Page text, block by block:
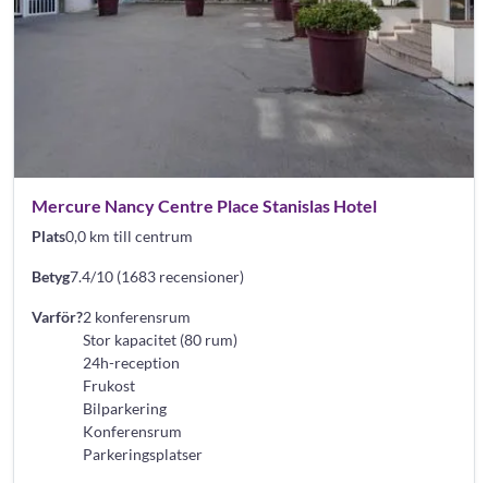
Mercure Nancy Centre Place Stanislas Hotel
Plats0,0 km till centrum
Betyg7.4/10 (1683 recensioner)
Varför?2 konferensrum
Stor kapacitet (80 rum)
24h-reception
Frukost
Bilparkering
Konferensrum
Parkeringsplatser